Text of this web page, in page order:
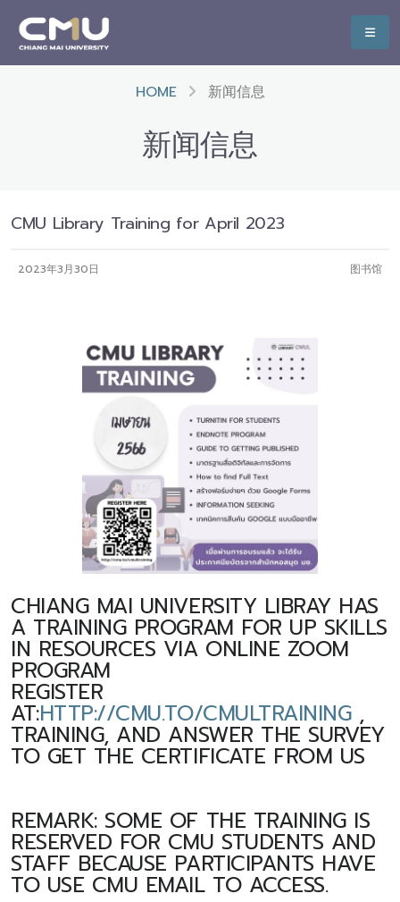
HOME 新闻信息
新闻信息
CMU Library Training for April 2023
2023年3月30日 图书馆
CHIANG MAI UNIVERSITY LIBRAY HAS
A TRAINING PROGRAM FOR UP SKILLS
IN RESOURCES VIA ONLINE ZOOM
PROGRAM
REGISTER
AT:HTTP://CMU.TO/CMULTRAINING,
TRAINING, AND ANSWER THE SURVEY
TO GET THE CERTIFICATE FROM US
REMARK: SOME OF THE TRAINING IS
RESERVED FOR CMU STUDENTS AND
STAFF BECAUSE PARTICIPANTS HAVE
TO USE CMU EMAIL TO ACCESS.